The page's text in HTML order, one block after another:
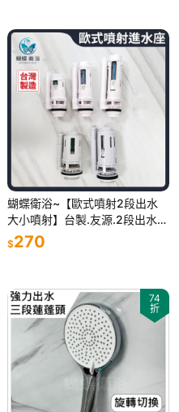
蝴蝶衛浴~【歐式噴射2段出水
大小噴射】台製.友源.2段出水
頭.大小號分開.馬桶排水器.噴射
馬桶用.馬桶落水器
$270
74
折